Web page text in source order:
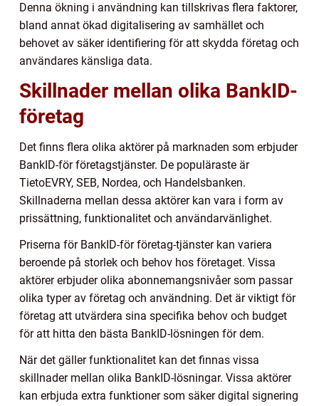
Denna ökning i användning kan tillskrivas flera faktorer,
bland annat ökad digitalisering av samhället och
behovet av säker identifiering för att skydda företag och
användares känsliga data.
Skillnader mellan olika BankID-
företag
Det finns flera olika aktörer på marknaden som erbjuder
BankID-för företagstjänster. De populäraste är
TietoEVRY, SEB, Nordea, och Handelsbanken.
Skillnaderna mellan dessa aktörer kan vara i form av
prissättning, funktionalitet och användarvänlighet.
Priserna för BankID-för företag-tjänster kan variera
beroende på storlek och behov hos företaget. Vissa
aktörer erbjuder olika abonnemangsnivåer som passar
olika typer av företag och användning. Det är viktigt för
företag att utvärdera sina specifika behov och budget
för att hitta den bästa BankID-lösningen för dem.
När det gäller funktionalitet kan det finnas vissa
skillnader mellan olika BankID-lösningar. Vissa aktörer
kan erbjuda extra funktioner som säker digital signering